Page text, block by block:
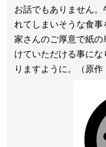
お話でもありません
れてしまいそうな食
家さんのご厚意で紙
けていただける事に
りますように。（原作